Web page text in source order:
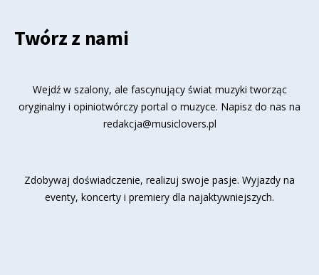
Twórz z nami
Wejdź w szalony, ale fascynujący świat muzyki tworząc
oryginalny i opiniotwórczy portal o muzyce. Napisz do nas na
redakcja@musiclovers.pl
Zdobywaj doświadczenie, realizuj swoje pasje. Wyjazdy na
eventy, koncerty i premiery dla najaktywniejszych.